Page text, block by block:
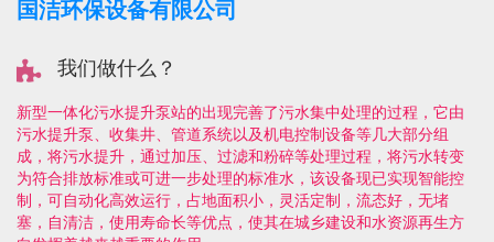
国洁环保设备有限公司
我们做什么？
新型一体化污水提升泵站的出现完善了污水集中处理的过程，它由
污水提升泵、收集井、管道系统以及机电控制设备等几大部分组
成，将污水提升，通过加压、过滤和粉碎等处理过程，将污水转变
为符合排放标准或可进一步处理的标准水，该设备现已实现智能控
制，可自动化高效运行，占地面积小，灵活定制，流态好，无堵
塞，自清洁，使用寿命长等优点，使其在城乡建设和水资源再生方